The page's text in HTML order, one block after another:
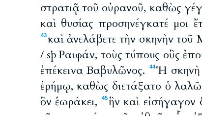
στρατιᾷ τοῦ οὐρανοῦ, καθὼς
καὶ θυσίας προσηνέγκατέ μοι
43 καὶ ἀνελάβετε τὴν σκηνὴν
/ spῬαιφάν, τοὺς τύπους οὓς
ἐπέκεινα Βαβυλῶνος.
44Ἡ σκηνὴ
ἐρήμῳ, καθὼς διετάξατο ὁ
ὃν ἑωράκει,
45ἣν καὶ εἰσήγαγον